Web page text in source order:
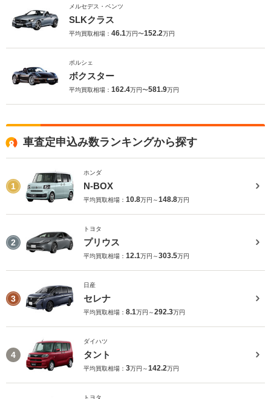
メルセデス・ベンツ
SLKクラス
平均買取相場： 46.1万円〜152.2万円
ポルシェ
ボクスター
平均買取相場： 162.4万円〜581.9万円
車査定申込み数ランキングから探す
1
ホンダ
N-BOX
平均買取相場： 10.8万円～148.8万円
2
トヨタ
プリウス
平均買取相場： 12.1万円～303.5万円
3
日産
セレナ
平均買取相場： 8.1万円～292.3万円
4
ダイハツ
タント
平均買取相場： 3万円～142.2万円
トヨタ